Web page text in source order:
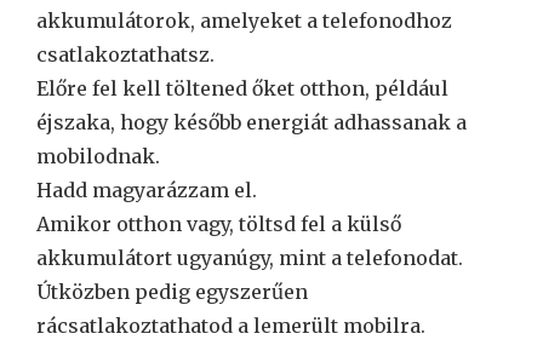
akkumulátorok, amelyeket a telefonodhoz
csatlakoztathatsz.
Előre fel kell töltened őket otthon, például
éjszaka, hogy később energiát adhassanak a
mobilodnak.
Hadd magyarázzam el.
Amikor otthon vagy, töltsd fel a külső
akkumulátort ugyanúgy, mint a telefonodat.
Útközben pedig egyszerűen
rácsatlakoztathatod a lemerült mobilra.